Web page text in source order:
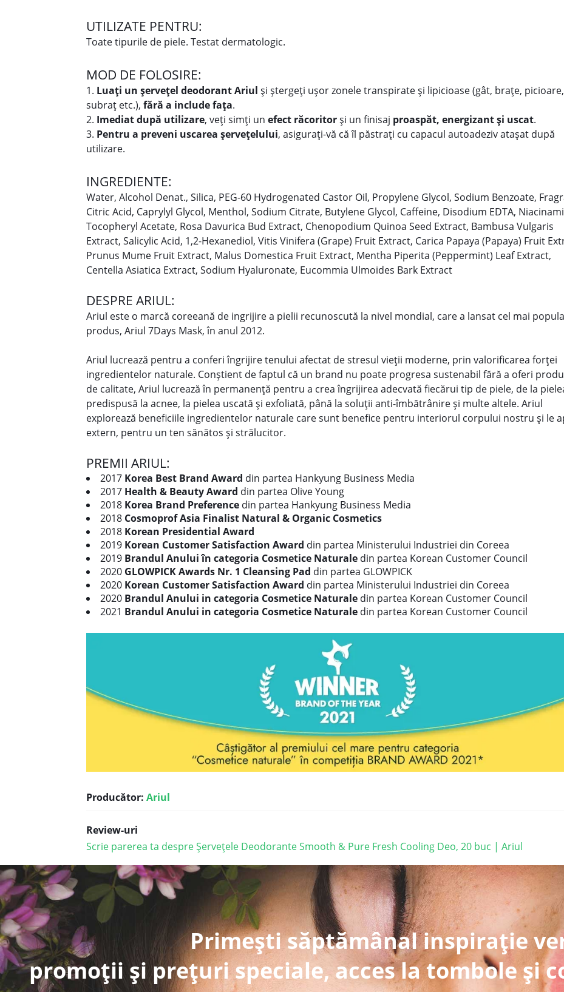
UTILIZATE PENTRU:
Toate tipurile de piele. Testat dermatologic.
MOD DE FOLOSIRE:
1. Luați un șervețel deodorant Ariul și ștergeți ușor zonele transpirate și lipicioase (gât, brațe, picioare,
subraț etc.), fără a include fața.
2. Imediat după utilizare, veți simți un efect răcoritorși un finisaj proaspăt, energizant și uscat.
3. Pentru a preveni uscarea șervețelului, asigurați-vă că îl păstrați cu capacul autoadeziv atașat după
utilizare.
INGREDIENTE:
Water, Alcohol Denat., Silica, PEG-60 Hydrogenated Castor Oil, Propylene Glycol, Sodium Benzoate,
Citric Acid, Caprylyl Glycol, Menthol, Sodium Citrate, Butylene Glycol, Caffeine, Disodium EDTA,
Tocopheryl Acetate, Rosa Davurica Bud Extract, Chenopodium Quinoa Seed Extract, Bambusa Vulgaris
Extract, Salicylic Acid, 1,2-Hexanediol, Vitis Vinifera (Grape) Fruit Extract, Carica Papaya (Papaya) Fruit
Prunus Mume Fruit Extract, Malus Domestica Fruit Extract, Mentha Piperita (Peppermint) Leaf Extract,
Centella Asiatica Extract, Sodium Hyaluronate, Eucommia Ulmoides Bark Extract
DESPRE ARIUL:
Ariul este o marcă coreeană de ingrijire a pielii recunoscută la nivel mondial, care a lansat cel mai
produs, Ariul 7Days Mask, în anul 2012.
Ariul lucrează pentru a conferi îngrijire tenului afectat de stresul vieții moderne, prin valorificarea forței
ingredientelor naturale. Conștient de faptul că un brand nu poate progresa sustenabil fără a oferi
de calitate, Ariul lucrează în permanență pentru a crea îngrijirea adecvată fiecărui tip de piele, de la
predispusă la acnee, la pielea uscată și exfoliată, până la soluții anti-îmbătrânire și multe altele. Ariul
explorează beneficiile ingredientelor naturale care sunt benefice pentru interiorul corpului nostru și le
extern, pentru un ten sănătos și strălucitor.
PREMII ARIUL:
2017 Korea Best Brand Award din partea Hankyung Business Media
2017 Health & Beauty Award din partea Olive Young
2018 Korea Brand Preference din partea Hankyung Business Media
2018 Cosmoprof Asia Finalist Natural & Organic Cosmetics
2018 Korean Presidential Award
2019 Korean Customer Satisfaction Award din partea Ministerului Industriei din Coreea
2019 Brandul Anului în categoria Cosmetice Naturale din partea Korean Customer Council
2020 GLOWPICK Awards Nr. 1 Cleansing Pad din partea GLOWPICK
2020 Korean Customer Satisfaction Award din partea Ministerului Industriei din Coreea
2020 Brandul Anului in categoria Cosmetice Naturale din partea Korean Customer Council
2021 Brandul Anului in categoria Cosmetice Naturale din partea Korean Customer Council
Producător: Ariul
Review-uri
Scrie parerea ta despre Șervețele Deodorante Smooth & Pure Fresh Cooling Deo, 20 buc | Ariul
Primești săptămânal inspirație
promoții și prețuri speciale, acces la tombole și